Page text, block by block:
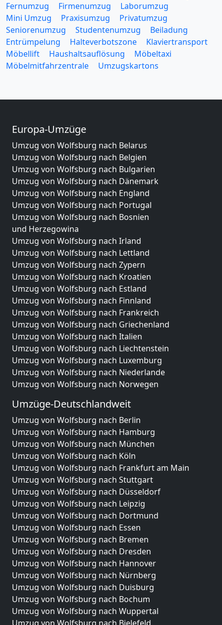
Fernumzug
Firmenumzug
Laborumzug
Mini Umzug
Praxisumzug
Privatumzug
Seniorenumzug
Studentenumzug
Beiladung
Entrümpelung
Halteverbotszone
Klaviertransport
Möbellift
Haushaltsauflösung
Möbeltaxi
Möbelmitfahrzentrale
Umzugskartons
Europa-Umzüge
Umzug von Wolfsburg nach Belarus
Umzug von Wolfsburg nach Belgien
Umzug von Wolfsburg nach Bulgarien
Umzug von Wolfsburg nach Dänemark
Umzug von Wolfsburg nach England
Umzug von Wolfsburg nach Portugal
Umzug von Wolfsburg nach Bosnien
und Herzegowina
Umzug von Wolfsburg nach Irland
Umzug von Wolfsburg nach Lettland
Umzug von Wolfsburg nach Zypern
Umzug von Wolfsburg nach Kroatien
Umzug von Wolfsburg nach Estland
Umzug von Wolfsburg nach Finnland
Umzug von Wolfsburg nach Frankreich
Umzug von Wolfsburg nach Griechenland
Umzug von Wolfsburg nach Italien
Umzug von Wolfsburg nach Liechtenstein
Umzug von Wolfsburg nach Luxemburg
Umzug von Wolfsburg nach Niederlande
Umzug von Wolfsburg nach Norwegen
Umzüge-Deutschlandweit
Umzug von Wolfsburg nach Berlin
Umzug von Wolfsburg nach Hamburg
Umzug von Wolfsburg nach München
Umzug von Wolfsburg nach Köln
Umzug von Wolfsburg nach Frankfurt am Main
Umzug von Wolfsburg nach Stuttgart
Umzug von Wolfsburg nach Düsseldorf
Umzug von Wolfsburg nach Leipzig
Umzug von Wolfsburg nach Dortmund
Umzug von Wolfsburg nach Essen
Umzug von Wolfsburg nach Bremen
Umzug von Wolfsburg nach Dresden
Umzug von Wolfsburg nach Hannover
Umzug von Wolfsburg nach Nürnberg
Umzug von Wolfsburg nach Duisburg
Umzug von Wolfsburg nach Bochum
Umzug von Wolfsburg nach Wuppertal